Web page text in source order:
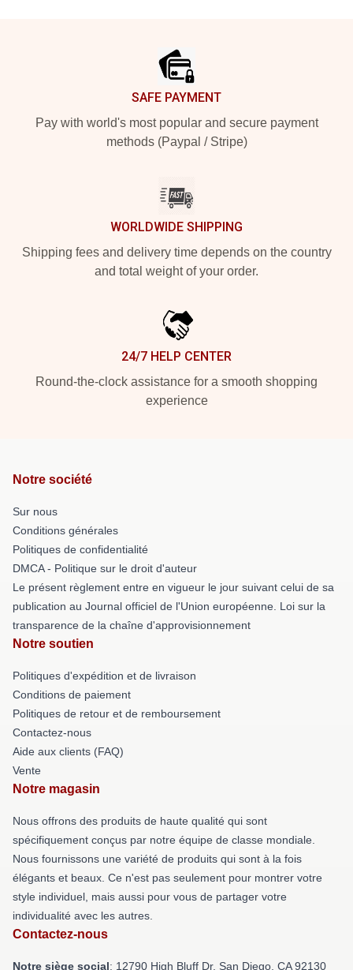
SAFE PAYMENT
Pay with world's most popular and secure payment
methods (Paypal / Stripe)
WORLDWIDE SHIPPING
Shipping fees and delivery time depends on the country
and total weight of your order.
24/7 HELP CENTER
Round-the-clock assistance for a smooth shopping
experience
Notre société
Sur nous
Conditions générales
Politiques de confidentialité
DMCA - Politique sur le droit d'auteur
Le présent règlement entre en vigueur le jour suivant celui de sa
publication au Journal officiel de l'Union européenne. Loi sur la
transparence de la chaîne d'approvisionnement
Notre soutien
Politiques d'expédition et de livraison
Conditions de paiement
Politiques de retour et de remboursement
Contactez-nous
Aide aux clients (FAQ)
Vente
Notre magasin
Nous offrons des produits de haute qualité qui sont
spécifiquement conçus par notre équipe de classe mondiale.
Nous fournissons une variété de produits qui sont à la fois
élégants et beaux. Ce n'est pas seulement pour montrer votre
style individuel, mais aussi pour vous de partager votre
individualité avec les autres.
Contactez-nous
Notre siège social: 12790 High Bluff Dr, San Diego, CA 92130